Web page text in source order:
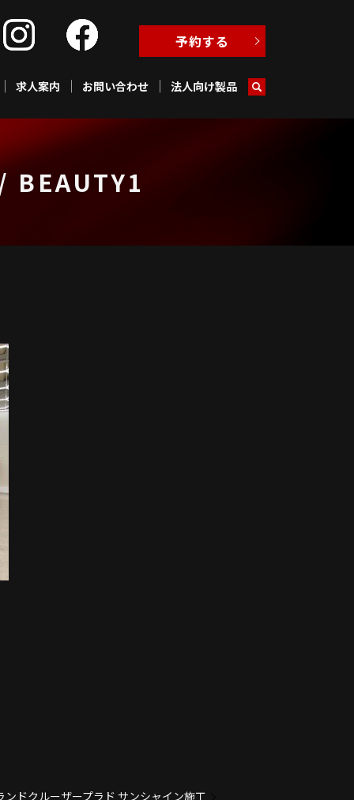
求人案内 お問い合わせ 法人向け製品
予約する
BEAUTY1
ンドクルーザープラド サンシャイン施工